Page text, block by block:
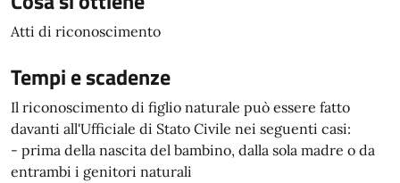
Atti di riconoscimento
Tempi e scadenze
Il riconoscimento di figlio naturale può essere fatto
davanti all'Ufficiale di Stato Civile nei seguenti casi:
- prima della nascita del bambino, dalla sola madre o da
entrambi i genitori naturali